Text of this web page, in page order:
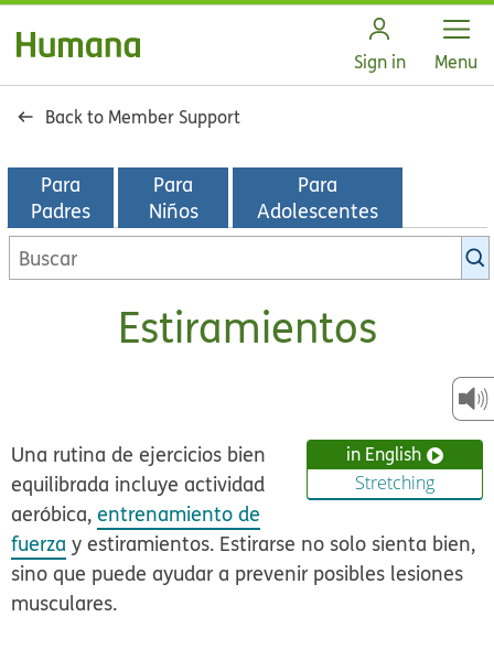
Sign in Open
Menu
Back to Member Support
Para
Padres
Para
Niños
Para
Adolescentes
Buscar
en
Estiramientos
in English
Stretching
Una rutina de ejercicios bien
equilibrada incluye actividad
aeróbica,entrenamiento de
fuerza y estiramientos. Estirarse no solo sienta bien,
sino que puede ayudar a prevenir posibles lesiones
musculares.